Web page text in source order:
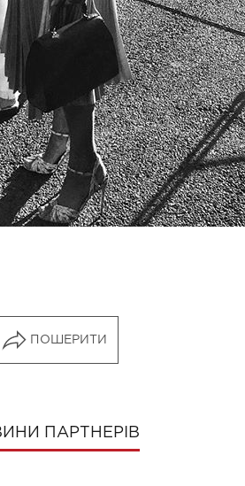
ПОШЕРИТИ
ПАРТНЕРІВ